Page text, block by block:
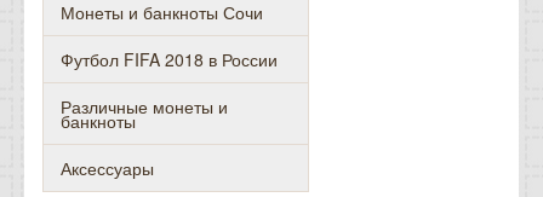
Монеты и банкноты Сочи
Футбол FIFA 2018 в России
Различные монеты и
банкноты
Аксессуары